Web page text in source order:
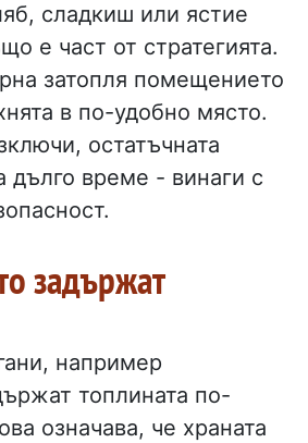
сладкиш или ястие
е част от стратегията.
затопля помещението
в по-удобно място.
остатъчната
дълго време - винаги с
задържат
например
топлината по-
означава, че храната